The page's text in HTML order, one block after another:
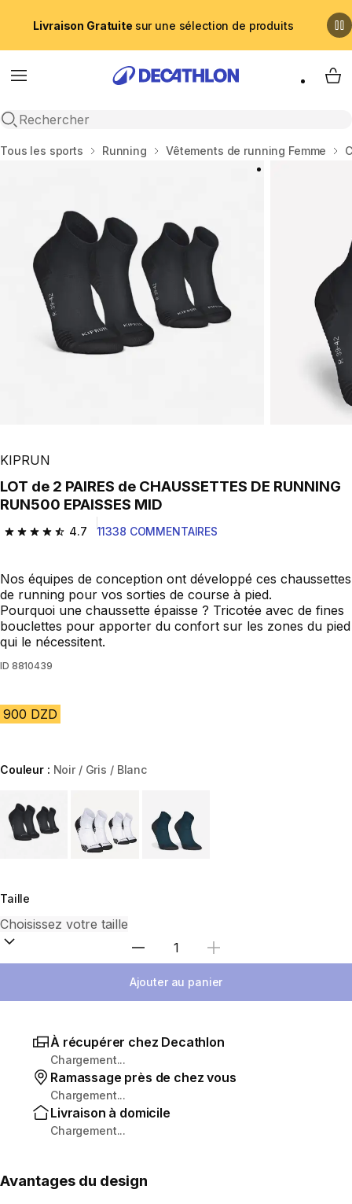
Livraison Gratuite sur une sélection de produits
Menu
Recherche ouverte
My
Accueil
Tous les sports Running Vêtements de running Femme
KIPRUN
LOT de 2 PAIRES de CHAUSSETTES DE RUNNING
RUN500 EPAISSES MID
4.7
4.7 out of 5 stars from 11338 reviews
11338 COMMENTAIRES
Nos équipes de conception ont développé ces chaussettes
de running pour vos sorties de course à pied.
Pourquoi une chaussette épaisse ? Tricotée avec de fines
bouclettes pour apporter du confort sur les zones du pied
qui le nécessitent.
ID 8810439
900 DZD
Couleur : Noir / Gris / Blanc
Taille
Sélectionnez la quantité
Ajouter au panier
À récupérer chez Decathlon
Chargement...
Ramassage près de chez vous
Chargement...
Livraison à domicile
Chargement...
Avantages du design